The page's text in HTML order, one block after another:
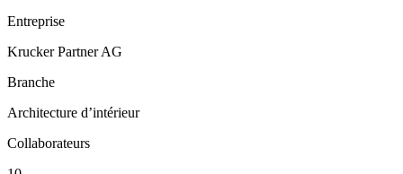
Entreprise
Krucker Partner AG
Branche
Architecture d’intérieur
Collaborateurs